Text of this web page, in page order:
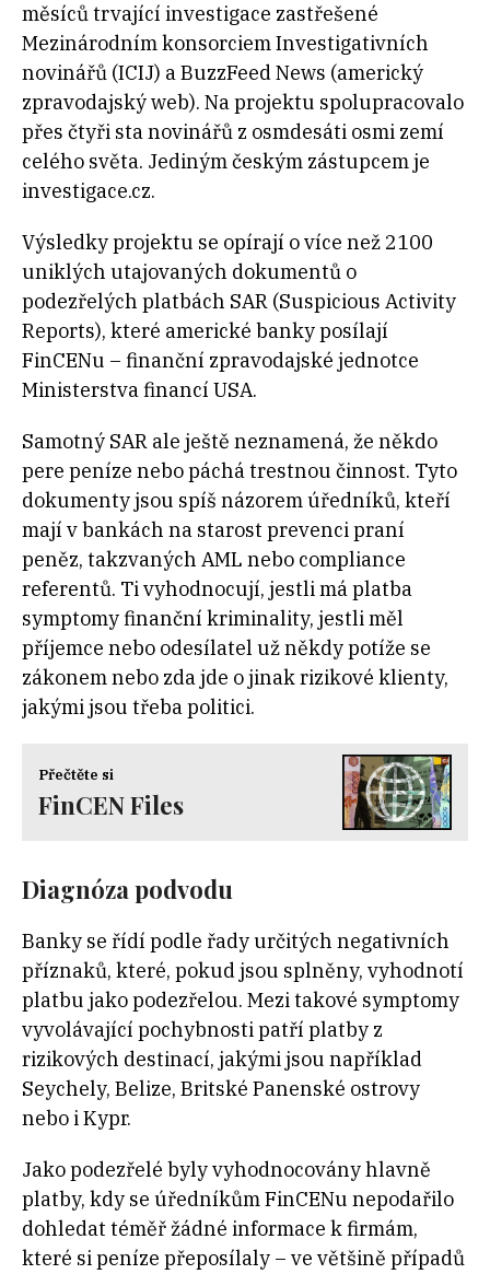
měsíců trvající investigace zastřešené
Mezinárodním konsorciem Investigativních
novinářů (ICIJ) a BuzzFeed News (americký
zpravodajský web). Na projektu spolupracovalo
přes čtyři sta novinářů z osmdesáti osmi zemí
celého světa. Jediným českým zástupcem je
investigace.cz.
Výsledky projektu se opírají o více než 2100
uniklých utajovaných dokumentů o
podezřelých platbách SAR (Suspicious Activity
Reports), které americké banky posílají
FinCENu – finanční zpravodajské jednotce
Ministerstva financí USA.
Samotný SAR ale ještě neznamená, že někdo
pere peníze nebo páchá trestnou činnost. Tyto
dokumenty jsou spíš názorem úředníků, kteří
mají v bankách na starost prevenci praní
peněz, takzvaných AML nebo compliance
referentů. Ti vyhodnocují, jestli má platba
symptomy finanční kriminality, jestli měl
příjemce nebo odesílatel už někdy potíže se
zákonem nebo zda jde o jinak rizikové klienty,
jakými jsou třeba politici.
Přečtěte si
FinCEN Files
Diagnóza podvodu
Banky se řídí podle řady určitých negativních
příznaků, které, pokud jsou splněny, vyhodnotí
platbu jako podezřelou. Mezi takové symptomy
vyvolávající pochybnosti patří platby z
rizikových destinací, jakými jsou například
Seychely, Belize, Britské Panenské ostrovy
nebo i Kypr.
Jako podezřelé byly vyhodnocovány hlavně
platby, kdy se úředníkům FinCENu nepodařilo
dohledat téměř žádné informace k firmám,
které si peníze přeposílaly – ve většině případů